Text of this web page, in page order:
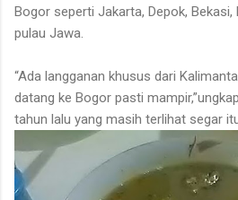
Bogor seperti Jakarta, Depok, Bekasi,
pulau Jawa.
“Ada langganan khusus dari
datang ke Bogor pasti
tahun lalu yang masih terlihat segar